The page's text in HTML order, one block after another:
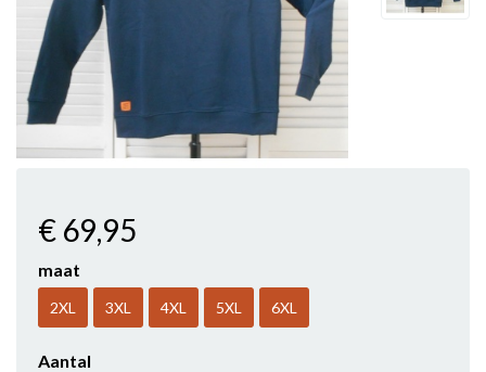
€ 69,95
maat
2XL 3XL 4XL 5XL 6XL
Aantal